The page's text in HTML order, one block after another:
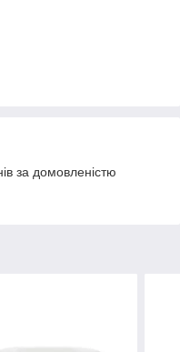
за домовленістю